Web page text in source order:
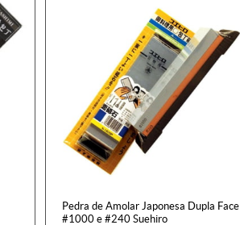
Pedra de Amolar Japonesa Dupla Face
#1000 e #240 Suehiro